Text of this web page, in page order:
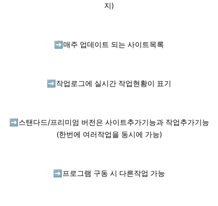
지)
➡️ 매주 업데이트 되는 사이트목록
➡️ 작업로그에 실시간 작업현황이 표기
➡️ 스탠다드/프리미엄 버전은 사이트추가기능과 작업추가기능
(한번에 여러작업을 동시에 가능)
➡️ 프로그램 구동 시 다른작업 가능